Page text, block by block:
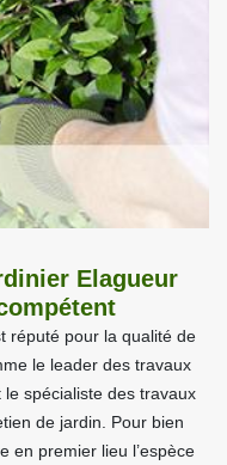
Elagueur
réputé pour la qualité de
le leader des travaux
spécialiste des travaux
de jardin. Pour bien
en premier lieu l’espèce